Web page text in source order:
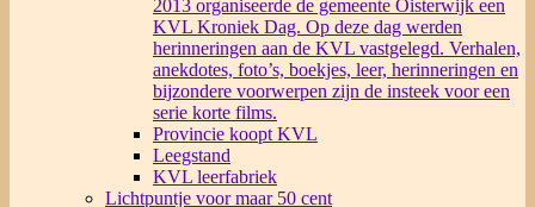
2013 organiseerde de gemeente Oisterwijk een
KVL Kroniek Dag. Op deze dag werden
herinneringen aan de KVL vastgelegd. Verhalen,
anekdotes, foto’s, boekjes, leer, herinneringen en
bijzondere voorwerpen zijn de insteek voor een
serie korte films.
Provincie koopt KVL
Leegstand
KVL leerfabriek
Lichtpuntje voor maar 50 cent